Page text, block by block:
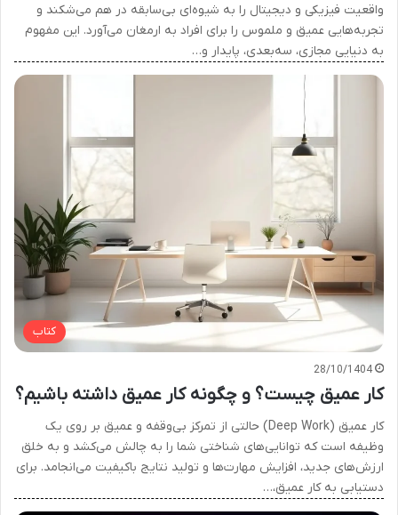
واقعیت فیزیکی و دیجیتال را به شیوه‌ای بی‌سابقه در هم می‌شکند و
تجربه‌هایی عمیق و ملموس را برای افراد به ارمغان می‌آورد. این مفهوم
به دنیایی مجازی، سه‌بعدی، پایدار و…
کتاب
28/10/1404
کار عمیق چیست؟ و چگونه کار عمیق داشته باشیم؟
کار عمیق (Deep Work) حالتی از تمرکز بی‌وقفه و عمیق بر روی یک
وظیفه است که توانایی‌های شناختی شما را به چالش می‌کشد و به خلق
ارزش‌های جدید، افزایش مهارت‌ها و تولید نتایج باکیفیت می‌انجامد. برای
دستیابی به کار عمیق،…